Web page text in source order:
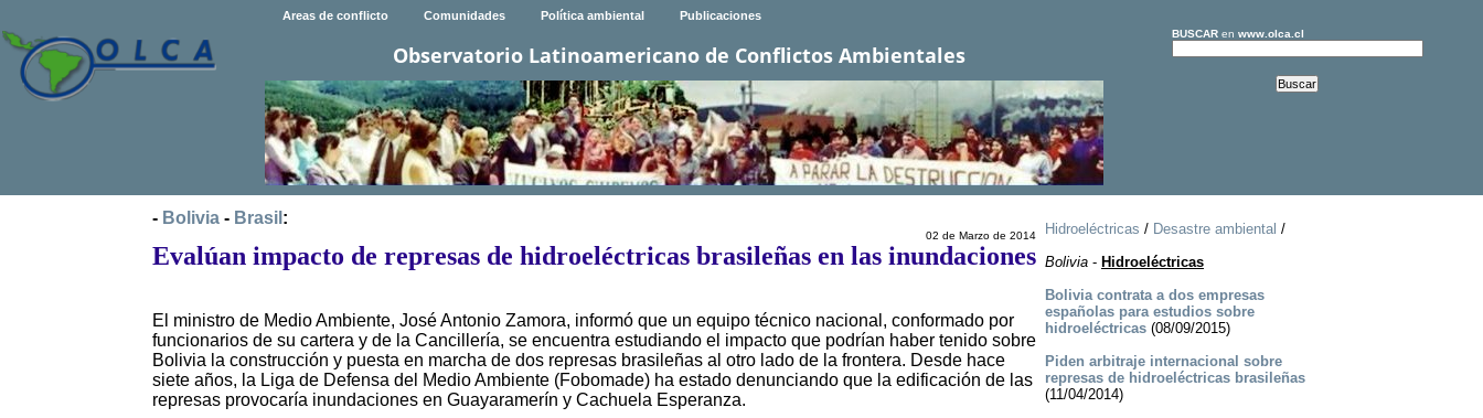
Areas de conflicto Comunidades Política ambiental Publicaciones
Observatorio Latinoamericano de Conflictos Ambientales
BUSCARen www.olca.cl
- Bolivia - Brasil :
02 de Marzo de 2014
Evalúan impacto de represas de hidroeléctricas brasileñas en las inundaciones
El ministro de Medio Ambiente, José Antonio Zamora, informó que un equipo técnico nacional, conformado por
funcionarios de su cartera y de la Cancillería, se encuentra estudiando el impacto que podrían haber tenido sobre
Bolivia la construcción y puesta en marcha de dos represas brasileñas al otro lado de la frontera. Desde hace
siete años, la Liga de Defensa del Medio Ambiente (Fobomade) ha estado denunciando que la edificación de las
represas provocaría inundaciones en Guayaramerín y Cachuela Esperanza.
Hidroeléctricas / Desastre ambiental /
Bolivia- Hidroeléctricas
Bolivia contrata a dos empresas
españolas para estudios sobre
hidroeléctricas(08/09/2015)
Piden arbitraje internacional sobre
represas de hidroeléctricas brasileñas
(11/04/2014)